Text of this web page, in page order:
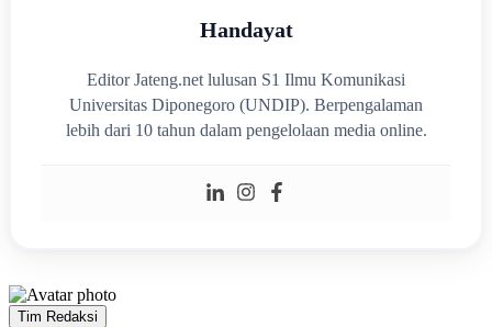
Handayat
Editor Jateng.net lulusan S1 Ilmu Komunikasi
Universitas Diponegoro (UNDIP). Berpengalaman
lebih dari 10 tahun dalam pengelolaan media online.
Tim Redaksi